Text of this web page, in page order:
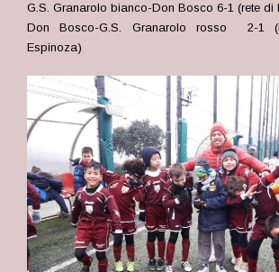
G.S. Granarolo bianco-Don Bosco 6-1 (rete di
Don Bosco-G.S. Granarolo rosso 2-1
Espinoza)